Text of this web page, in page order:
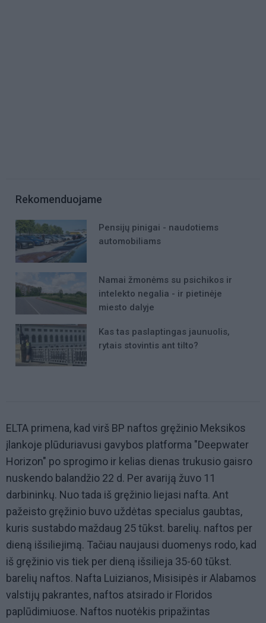
Rekomenduojame
Pensijų pinigai - naudotiems
automobiliams
Namai žmonėms su psichikos ir
intelekto negalia - ir pietinėje
miesto dalyje
Kas tas paslaptingas jaunuolis,
rytais stovintis ant tilto?
ELTA primena, kad virš BP naftos gręžinio Meksikos
įlankoje plūduriavusi gavybos platforma "Deepwater
Horizon" po sprogimo ir kelias dienas trukusio gaisro
nuskendo balandžio 22 d. Per avariją žuvo 11
darbininkų. Nuo tada iš gręžinio liejasi nafta. Ant
pažeisto gręžinio buvo uždėtas specialus gaubtas,
kuris sustabdo maždaug 25 tūkst. barelių. naftos per
dieną išsiliejimą. Tačiau naujausi duomenys rodo, kad
iš gręžinio vis tiek per dieną išsilieja 35-60 tūkst.
barelių naftos. Nafta Luizianos, Misisipės ir Alabamos
valstijų pakrantes, naftos atsirado ir Floridos
paplūdimiuose. Naftos nuotėkis pripažintas